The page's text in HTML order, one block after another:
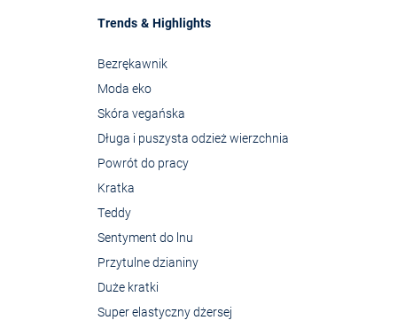
Trends & Highlights
Bezrękawnik
Moda eko
Skóra vegańska
Długa i puszysta odzież wierzchnia
Powrót do pracy
Kratka
Teddy
Sentyment do lnu
Przytulne dzianiny
Duże kratki
Super elastyczny dżersej